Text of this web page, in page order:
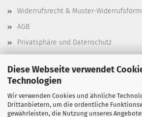
Diese Webseite verwendet
Technologien
Wir verwenden Cookies und ähnliche
Drittanbietern, um die ordentliche
gewährleisten, die Nutzung unseres
Widerrufsrecht & Muster-
AGB
Privatsphäre und Datenschutz
Cookie Einstellungen